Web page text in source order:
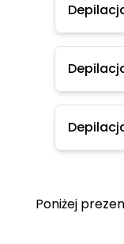
Poniżej